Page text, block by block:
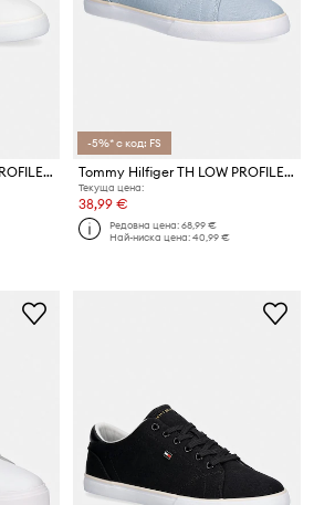
Tommy Hilfiger TH LOW PROFILE VULC CANVAS ниски кецове дамски
-5%* с код: FS
Tommy Hilfiger TH LOW PROFILE VULC CANVAS ниски кецове дамски
Текуща цена:
38,99 €
Редовна цена:68,99 €
Най-ниска цена:40,99 €